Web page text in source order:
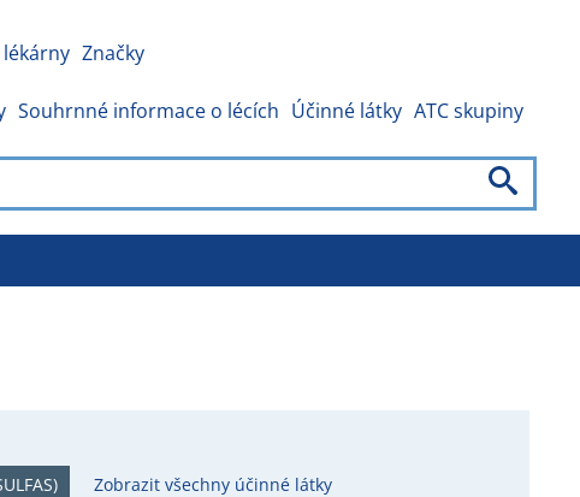
Značky
Souhrnné informace o lécích Účinné látky ATC skupiny
Zobrazit všechny účinné látky